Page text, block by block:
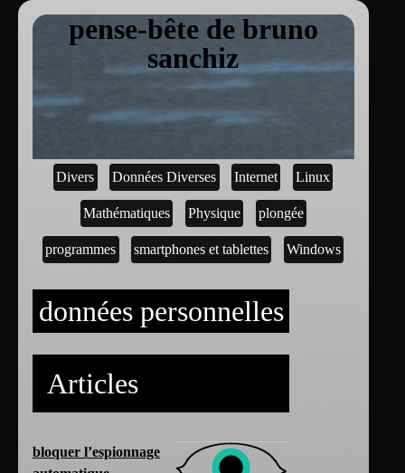
pense-bête de bruno
sanchiz
Divers Données Diverses Internet Linux
Mathématiques Physique plongée
programmes smartphones et tablettes Windows
données personnelles
Articles
bloquer l’espionnage